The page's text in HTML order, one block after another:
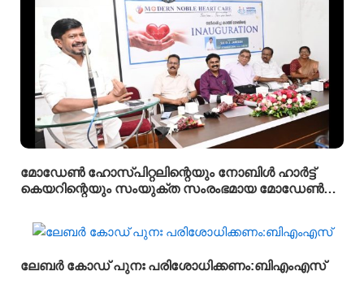
മോഡേൺ ഹോസ്‌പിറ്റലിന്റെയും നോബിൾ ഹാർട്ട്
കെയറിന്റെയും സംയുക്ത സംരംഭമായ മോഡേൺ
ലേബർ കോഡ് പുനഃ പരിശോധിക്കണം:ബിഎംഎസ്